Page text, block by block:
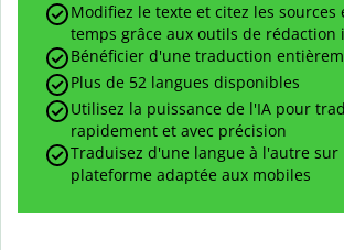
Modifiez le texte et citez les sources
temps grâce aux outils de rédaction
Bénéficier d'une traduction
Plus de 52 langues disponibles
Utilisez la puissance de l'IA pour
rapidement et avec précision
Traduisez d'une langue à l'autre sur
plateforme adaptée aux mobiles